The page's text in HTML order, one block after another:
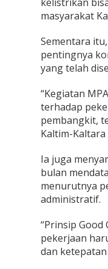
masyarakat
Sementara
pentingnya
yang telah
“Kegiatan
terhadap
pembangkit,
Kaltim-Kaltara
Ia juga
bulan
menurutnya
administratif.
“Prinsip Good
pekerjaan
dan